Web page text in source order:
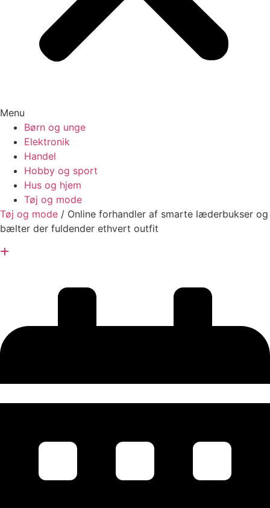
Menu
Børn og unge
Elektronik
Handel
Hobby og sport
Hus og hjem
Tøj og mode
Tøj og mode / Online forhandler af smarte læderbukser og
bælter der fuldender ethvert outfit